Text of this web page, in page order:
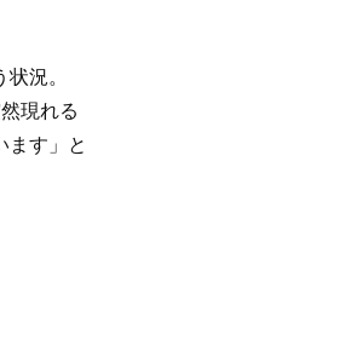
況。
現れる
ます」と